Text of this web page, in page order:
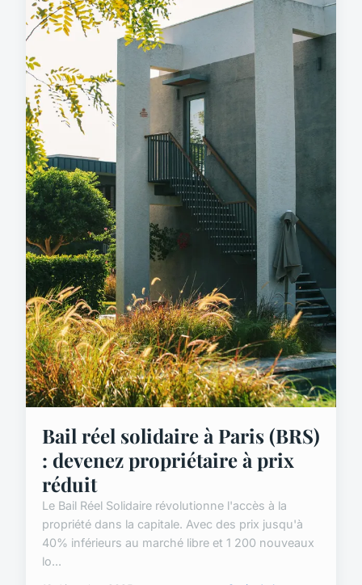
Bail réel solidaire à Paris (BRS)
: devenez propriétaire à prix
réduit
Le Bail Réel Solidaire révolutionne l'accès à la
propriété dans la capitale. Avec des prix jusqu'à
40% inférieurs au marché libre et 1 200 nouveaux
lo...